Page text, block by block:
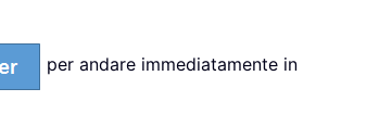
per andare immediatamente in